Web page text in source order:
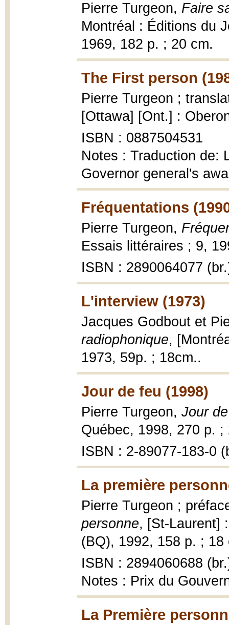
Pierre Turgeon, Faire
Montréal : Éditions du
1969, 182 p. ; 20 cm.
The First person
Pierre Turgeon ;
[Ottawa] [Ont.] :
ISBN : 0887504531
Notes : Traduction de:
Governor general's
Fréquentations
Pierre Turgeon,
Essais littéraires ; 9,
ISBN : 2890064077
L'interview (1973)
Jacques Godbout et
radiophonique,
1973, 59p. ; 18cm..
Jour de feu (1998)
Pierre Turgeon, Jour
Québec, 1998, 270 p. ;
ISBN : 2-89077-183-0
La première
Pierre Turgeon ;
personne, [St-Laurent]
(BQ), 1992, 158 p. ; 18
ISBN : 2894060688
Notes : Prix du
La Première